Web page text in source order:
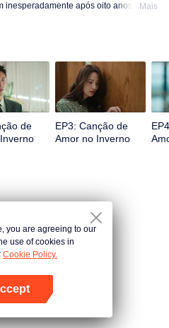
o programa
inesperadamente após oito anos deMais
de
EP3: Canção de
Amor no Inverno
you are agreeing to our
use of cookies in
Cookie Policy.